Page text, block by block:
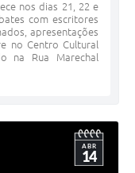
nos dias 21, 22 e
com escritores
apresentações
no Centro Cultural
na Rua Marechal
ABR
14